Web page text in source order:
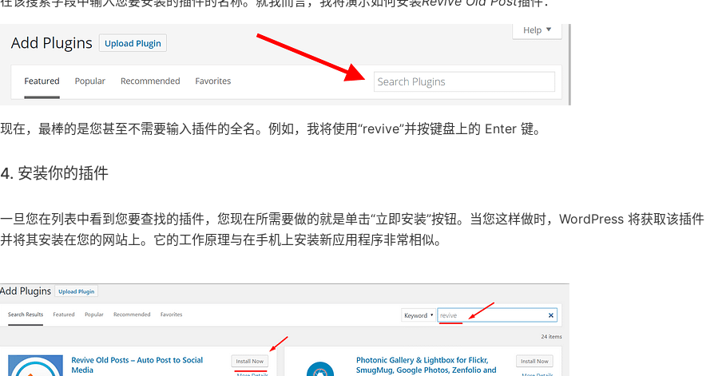
现在，最棒的是您甚至不需要输入插件的全名。例如，我将使用“revive”并按键盘上的 Enter 键。
4. 安装你的插件
一旦您在列表中看到您要查找的插件，您现在所需要做的就是单击“立即安装”按钮。当您这样做时，WordPress 将获取该插件
并将其安装在您的网站上。它的工作原理与在手机上安装新应用程序非常相似。